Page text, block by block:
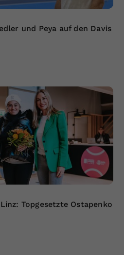
und Peya auf den Davis
Topgesetzte Ostapenko